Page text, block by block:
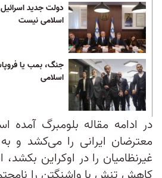
دولت جدید
اسلامی نیست
جنگ، بمب یا
اسلامی
در ادامه مقاله بلومبرگ
معترضان ایرانی را می‌کشد و
غیرنظامیان را در اوکراین